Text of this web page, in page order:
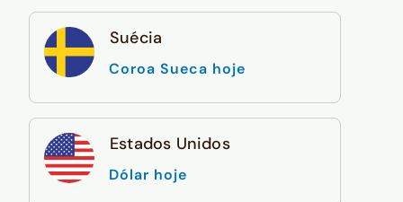
Suécia
Coroa Sueca hoje
Estados Unidos
Dólar hoje